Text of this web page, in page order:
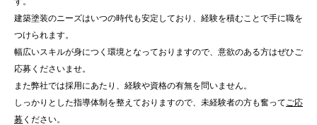
建築塗装のニーズはいつの時代も安定しており、経験を積むことで手に職を
つけられます。
幅広いスキルが身につく環境となっておりますので、意欲のある方はぜひご
応募くださいませ。
また弊社では採用にあたり、経験や資格の有無を問いません。
しっかりとした指導体制を整えておりますので、未経験者の方も奮ってご応
募 ください。